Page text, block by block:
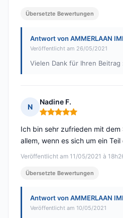
Übersetzte Bewertungen
Antwort von AMMERLAAN
Veröffentlicht am 26/05/2021
Vielen Dank für Ihren Beitrag
N
Nadine F.
Hinweis: 5 von 5
Veröffentlicht am 11/05/2021 à
Ich bin sehr zufrieden mit
allem, wenn es sich um ein
Übersetzte Bewertungen
Antwort von AMMERLAAN
Veröffentlicht am 10/05/2021